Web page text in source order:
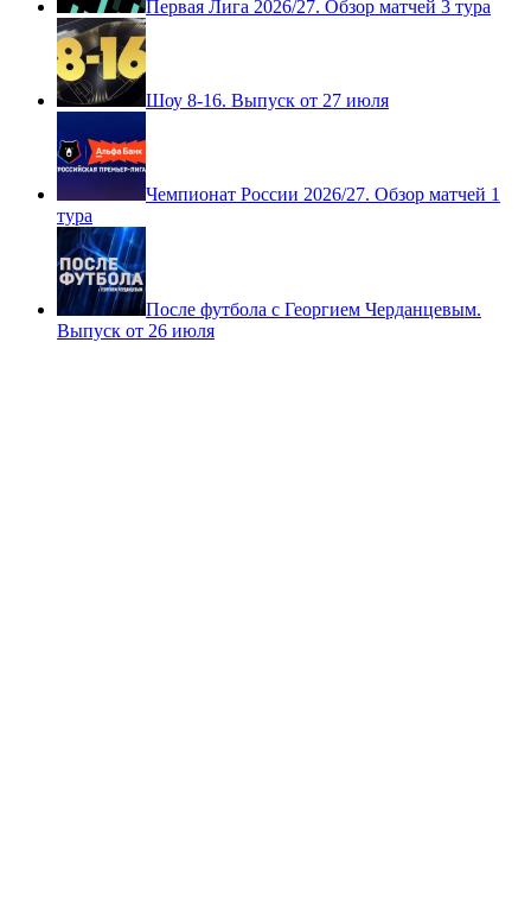
Первая Лига 2026/27. Обзор матчей 3 тура
Шоу 8-16. Выпуск от 27 июля
Чемпионат России 2026/27. Обзор матчей 1
тура
После футбола с Георгием Черданцевым.
Выпуск от 26 июля